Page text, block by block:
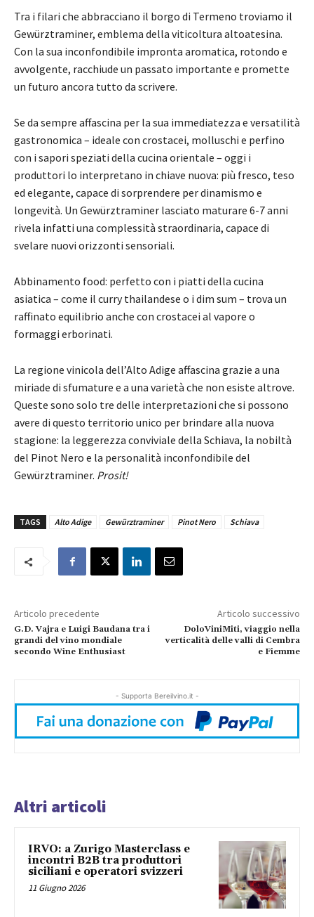
Tra i filari che abbracciano il borgo di Termeno troviamo il
Gewürztraminer, emblema della viticoltura altoatesina.
Con la sua inconfondibile impronta aromatica, rotondo e
avvolgente, racchiude un passato importante e promette
un futuro ancora tutto da scrivere.
Se da sempre affascina per la sua immediatezza e versatilità
gastronomica – ideale con crostacei, molluschi e perfino
con i sapori speziati della cucina orientale – oggi i
produttori lo interpretano in chiave nuova: più fresco, teso
ed elegante, capace di sorprendere per dinamismo e
longevità. Un Gewürztraminer lasciato maturare 6-7 anni
rivela infatti una complessità straordinaria, capace di
svelare nuovi orizzonti sensoriali.
Abbinamento food: perfetto con i piatti della cucina
asiatica – come il curry thailandese o i dim sum – trova un
raffinato equilibrio anche con crostacei al vapore o
formaggi erborinati.
La regione vinicola dell’Alto Adige affascina grazie a una
miriade di sfumature e a una varietà che non esiste altrove.
Queste sono solo tre delle interpretazioni che si possono
avere di questo territorio unico per brindare alla nuova
stagione: la leggerezza conviviale della Schiava, la nobiltà
del Pinot Nero e la personalità inconfondibile del
Gewürztraminer. Prosit!
TAGS Alto Adige Gewürztraminer Pinot Nero Schiava
Articolo precedente
G.D. Vajra e Luigi Baudana tra i
grandi del vino mondiale
secondo Wine Enthusiast
Articolo successivo
DoloViniMiti, viaggio nella
verticalità delle valli di Cembra
e Fiemme
- Supporta Bereilvino.it -
Altri articoli
IRVO: a Zurigo Masterclass e
incontri B2B tra produttori
siciliani e operatori svizzeri
11 Giugno 2026